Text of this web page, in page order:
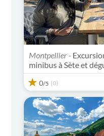
Montpellier -
minibus à Sète et
0/5 (0)